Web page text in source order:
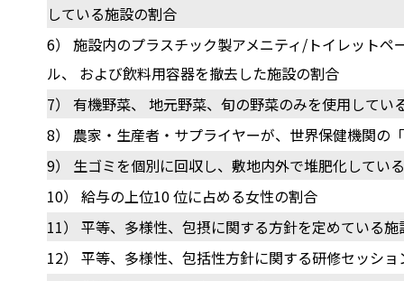
している施設の割合
6） 施設内のプラスチック製アメニティ/トイレットペ
ル、 および飲料用容器を撤去した施設の割合
7） 有機野菜、 地元野菜、旬の野菜のみを使用してい
8） 農家・生産者・サプライヤーが、世界保健機関の
9） 生ゴミを個別に回収し、敷地内外で堆肥化してい
10） 給与の上位10 位に占める女性の割合
11） 平等、多様性、包摂に関する方針を定めている施
12） 平等、多様性、包括性方針に関する研修セッシ